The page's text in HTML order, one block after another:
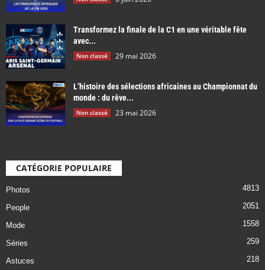
Transformez la finale de la C1 en une véritable fête
avec...
Non classé 29 mai 2026
L’histoire des sélections africaines au Championnat du
monde : du rêve...
Non classé 23 mai 2026
CATÉGORIE POPULAIRE
Photos 4813
People 2051
Mode 1558
Séries 259
Astuces 218